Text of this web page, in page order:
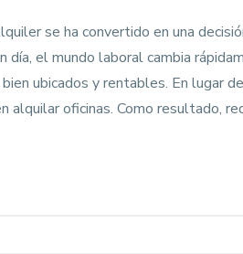
se ha convertido en una
día, el mundo laboral cambia
ubicados y rentables. En lugar
alquilar oficinas. Como resultado,